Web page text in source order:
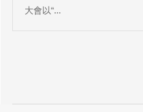
大會以“...